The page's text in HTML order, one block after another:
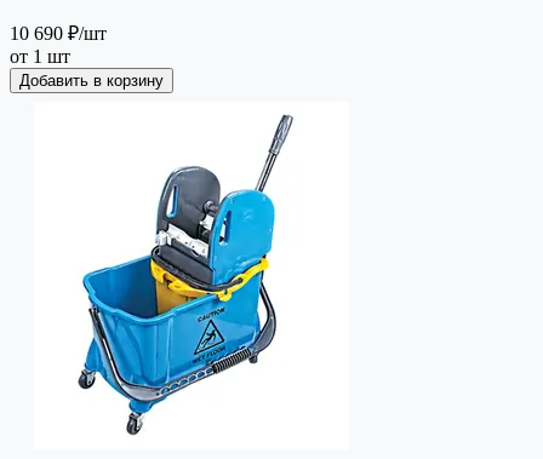
10 690 ₽/шт
от 1 шт
Добавить в корзину